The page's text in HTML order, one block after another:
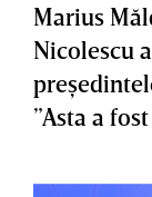
Marius
Nicolescu
”Asta a